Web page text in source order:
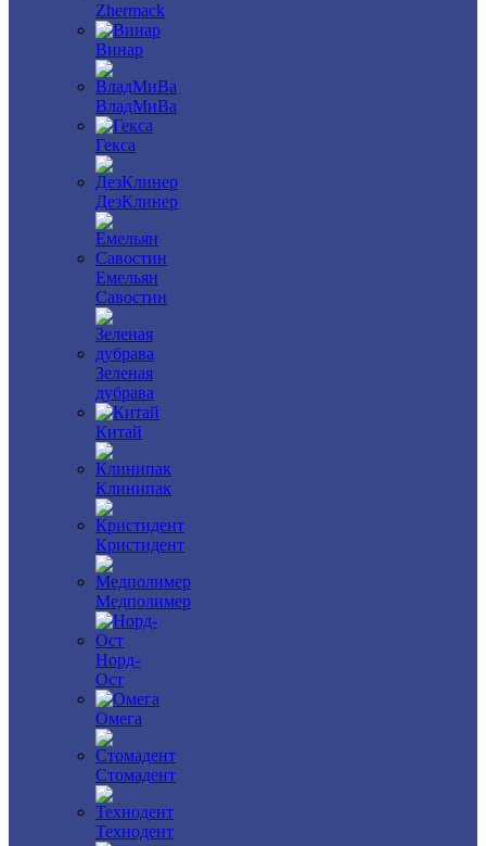
Zhermack
Винар
ВладМиВа
Гекса
ДезКлинер
Емельян
Савостин
Зеленая
дубрава
Китай
Клинипак
Кристидент
Медполимер
Норд-
Ост
Омега
Стомадент
Технодент